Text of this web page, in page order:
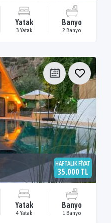
Yatak
3 Yatak
Banyo
2 Banyo
HAFTALIK FİYAT
35.000 TL
Yatak
4 Yatak
Banyo
1 Banyo